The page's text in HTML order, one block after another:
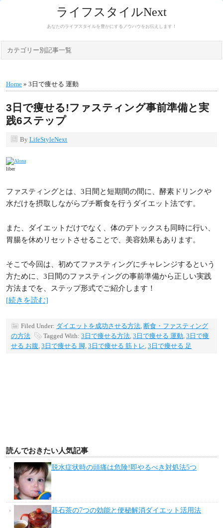
ライフスタイルNext
あなたのライフスタイルを豊かにするノウハウをお伝えします！
カテゴリー別記事一覧
Home » 3日で痩せる 運動
3日で痩せる!ファスティング事前準備と実
践6ステップ
By LifeStyleNext
liber
ファスティングとは、3日間と短期間の間に、酵素ドリンクや
水だけを摂取しながらプチ断食を行うダイエット法です。
また、ダイエットだけでなく、体のデトックスも同時に行い、
胃腸を休めリセットさせることで、美容効果もあります。
そこで今回は、初めてファスティングにチャレンジするという
方ために、3日間のファスティングの事前準備から正しい実践
方法までを、ステップ形式でご紹介します！
[続きを読む]
Filed Under: ダイエットを成功させる方法, 断食・ファスティング
の方法
Tagged With: 3日で痩せる方法, 3日で痩せる 運動, 3日で痩
せる お腹, 3日で痩せる 脚, 3日で痩せる 筋トレ, 3日で痩せる 足
読んでおきたい人気記事
脱水症状時の頭痛は危険!即やるべき対処法5つ
碁石茶の7つの効能と便秘解消ダイエット活用法